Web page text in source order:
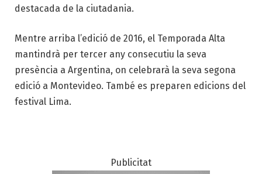
destacada de la ciutadania.
Mentre arriba l’edició de 2016, el Temporada Alta
mantindrà per tercer any consecutiu la seva
presència a Argentina, on celebrarà la seva segona
edició a Montevideo. També es preparen edicions del
festival Lima.
Publicitat